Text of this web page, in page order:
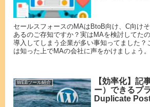
セールスフォースのMAはBtoB向け、C向け
あるのご存知ですか？実はMAを検討してた
導入してしまう企業が多い事知ってました？
は知った上でMAの会社に声をかけましょう。
WEBツール紹介
【効率化】記
ー）できるプ
Duplicate